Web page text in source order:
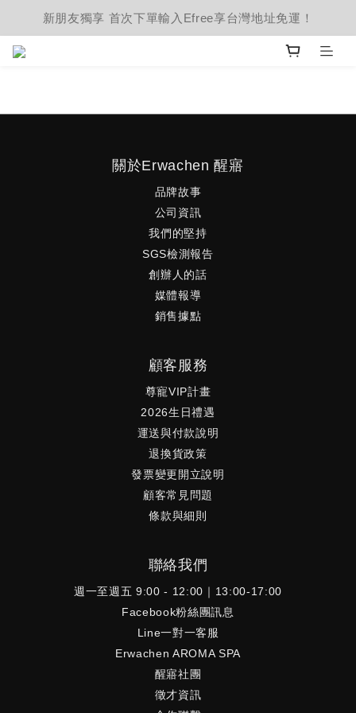
新朋友獨享 首次下單輸入Efree享台灣地址免運！
關於Erwachen 醒寤
品牌故事
公司資訊
我們的堅持
SGS檢測報告
創辦人的話
媒體報導
銷售據點
顧客服務
尊寵VIP計畫
2026生日禮遇
運送與付款說明
退換貨政策
發票變更開立說明
顧客常見問題
條款與細則
聯絡我們
週一至週五 9:00 - 12:00｜13:00-17:00
Facebook粉絲團訊息
Line一對一客服
Erwachen AROMA SPA
醒寤社團
徵才資訊